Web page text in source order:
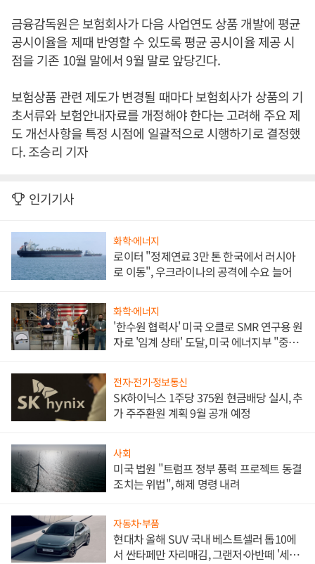
금융감독원은 보험회사가 다음 사업연도 상품 개발에 평균
공시이율을 제때 반영할 수 있도록 평균 공시이율 제공 시
점을 기존 10월 말에서 9월 말로 앞당긴다.
보험상품 관련 제도가 변경될 때마다 보험회사가 상품의 기
초서류와 보험안내자료를 개정해야 한다는 고려해 주요 제
도 개선사항을 특정 시점에 일괄적으로 시행하기로 결정했
다. 조승리 기자
인기기사
화학·에너지
로이터 "정제연료 3만 톤 한국에서 러시아
로 이동", 우크라이나의 공격에 수요 늘어
화학·에너지
'한수원 협력사' 미국 오클로 SMR 연구용 원
자로 '임계 상태' 도달, 미국 에너지부 "중요
전자·전기·정보통신
SK하이닉스 1주당 375원 현금배당 실시, 추
가 주주환원 계획 9월 공개 예정
사회
미국 법원 "트럼프 정부 풍력 프로젝트 동결
조치는 위법", 해제 명령 내려
자동차·부품
현대차 올해 SUV 국내 베스트셀러 톱10에
서 싼타페만 자리매김, 그랜저·아반떼 '세단